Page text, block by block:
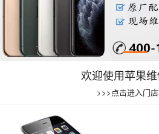
欢迎使用苹果
>>>点击进入门